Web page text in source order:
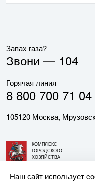
Запах газа?
Звони — 104
Горячая линия
8 800 700 71 04
105120 Москва,
КОМПЛЕКС
ГОРОДСКОГО
ХОЗЯЙСТВА
Наш сайт использует